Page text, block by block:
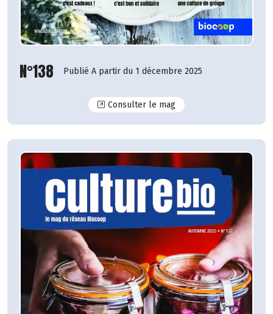
N°138 Publié A partir du 1 décembre 2025
Consulter le magN°138